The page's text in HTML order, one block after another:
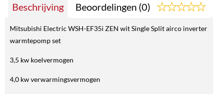
Beschrijving Beoordelingen (0)
Mitsubishi Electric WSH-EF35i ZEN wit Single Split airco inverter
warmtepomp set
3,5 kw koelvermogen
4,0 kw verwarmingsvermogen